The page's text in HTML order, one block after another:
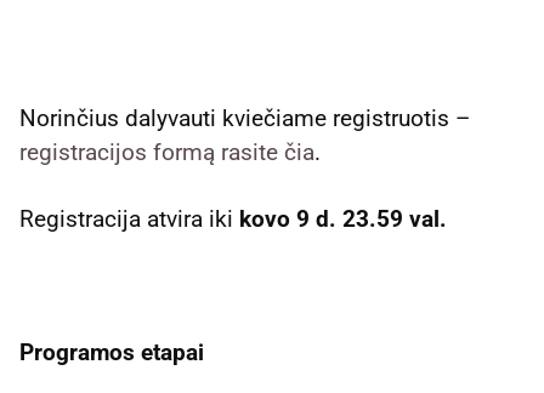
Norinčius dalyvauti kviečiame registruotis –
registracijos formą rasite čia.
Registracija atvira iki kovo 9 d. 23.59 val.
Programos etapai